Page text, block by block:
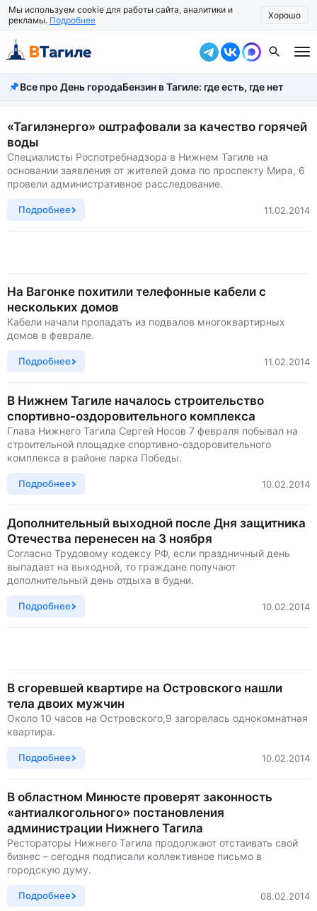
Мы используем cookie для работы сайта, аналитики и
рекламы. Подробнее Хорошо
Все новости
Город
Власть
Жизнь
Рассказать новость
Все про День городаБензин в Тагиле: где есть, где нет
«Тагилэнерго» оштрафовали за качество горячей
воды
Специалисты Роспотребнадзора в Нижнем Тагиле на
основании заявления от жителей дома по проспекту Мира, 6
провели административное расследование.
Подробнее 11.02.2014
На Вагонке похитили телефонные кабели с
нескольких домов
Кабели начали пропадать из подвалов многоквартирных
домов в феврале.
Подробнее 11.02.2014
В Нижнем Тагиле началось строительство
спортивно-оздоровительного комплекса
Глава Нижнего Тагила Сергей Носов 7 февраля побывал на
строительной площадке спортивно-оздоровительного
комплекса в районе парка Победы.
Подробнее 10.02.2014
Дополнительный выходной после Дня защитника
Отечества перенесен на 3 ноября
Согласно Трудовому кодексу РФ, если праздничный день
выпадает на выходной, то граждане получают
дополнительный день отдыха в будни.
Подробнее 10.02.2014
В сгоревшей квартире на Островского нашли
тела двоих мужчин
Около 10 часов на Островского,9 загорелась однокомнатная
квартира.
Подробнее 10.02.2014
В областном Минюсте проверят законность
«антиалкогольного» постановления
администрации Нижнего Тагила
Рестораторы Нижнего Тагила продолжают отстаивать свой
бизнес – сегодня подписали коллективное письмо в
городскую думу.
Подробнее 08.02.2014